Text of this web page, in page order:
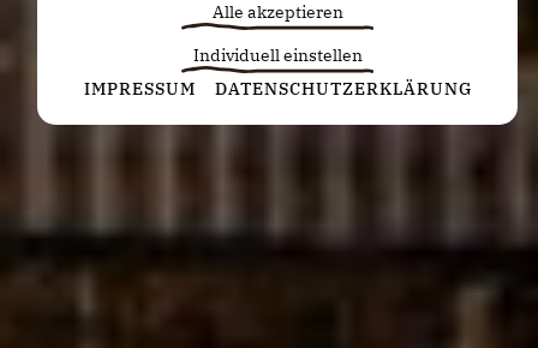
Alle akzeptieren
Individuell einstellen
Statistiken
Diese Cookies erfassen anonyme Statistiken. Diese
Marketing
IMPRESSUM DATENSCHUTZERKLÄRUNG